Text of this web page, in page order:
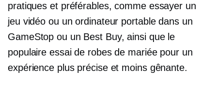
pratiques et préférables, comme essayer un
jeu vidéo ou un ordinateur portable dans un
GameStop ou un Best Buy, ainsi que le
populaire essai de robes de mariée pour un
expérience plus précise et moins gênante.